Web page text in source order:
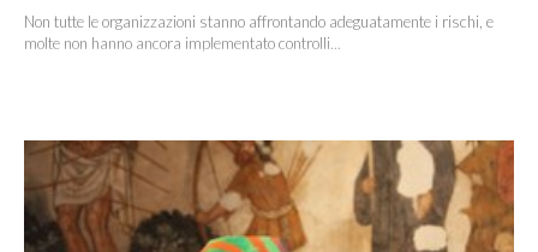
Non tutte le organizzazioni stanno affrontando adeguatamente i rischi, e
molte non hanno ancora implementato controlli...